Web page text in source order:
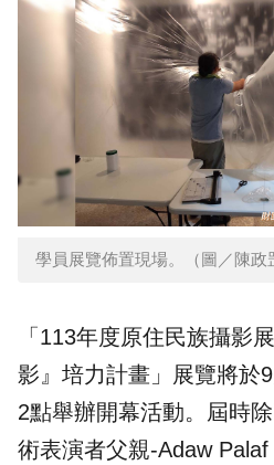
學員展覽佈置現場。（圖／陳政
「113年度原住民族攝影
影』培力計畫」展覽將於
2點舉辦開幕活動。屆時
術表演者父親-Adaw